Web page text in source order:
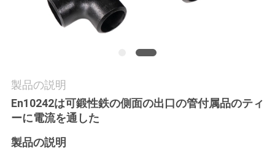
お
問
い
製品の説明
En10242は可鍛性鉄の側面の出口の管付属品のティ
ーに電流を通した
製品の説明